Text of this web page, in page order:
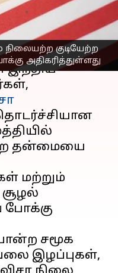
குடியேற்ற
அதிகரித்துள்ளது
2025 07:58 am
தன்மையை
மற்றும்
சூழல்
சமூக
இழப்புகள்,